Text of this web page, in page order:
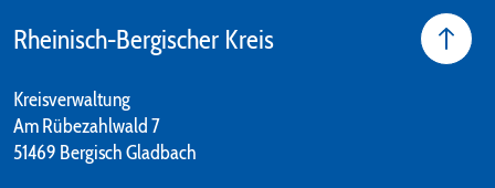
Rheinisch-Bergischer Kreis
Kreisverwaltung
Am Rübezahlwald 7
51469 Bergisch Gladbach